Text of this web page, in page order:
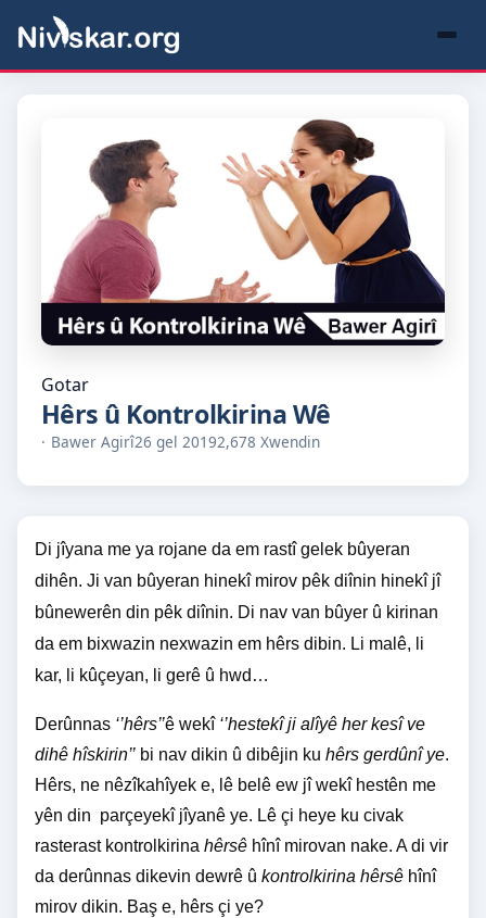
Gotar
Hêrs û Kontrolkirina Wê
Bawer Agirî26 gel 20192,678 Xwendin
Di jîyana me ya rojane da em rastî gelek bûyeran
dihên. Ji van bûyeran hinekî mirov pêk diînin hinekî jî
bûnewerên din pêk diînin. Di nav van bûyer û kirinan
da em bixwazin nexwazin em hêrs dibin. Li malê, li
kar, li kûçeyan, li gerê û hwd…
Derûnnas ‘’hêrs’’ê wekî ‘’hestekî ji alîyê her kesî ve
dihê hîskirin’’ bi nav dikin û dibêjin ku hêrs gerdûnî ye.
Hêrs, ne nêzîkahîyek e, lê belê ew jî wekî hestên me
yên din parçeyekî jîyanê ye. Lê çi heye ku civak
rasterast kontrolkirina hêrsê hînî mirovan nake. A di vir
da derûnnas dikevin dewrê û kontrolkirina hêrsê hînî
mirov dikin. Baş e, hêrs çi ye?